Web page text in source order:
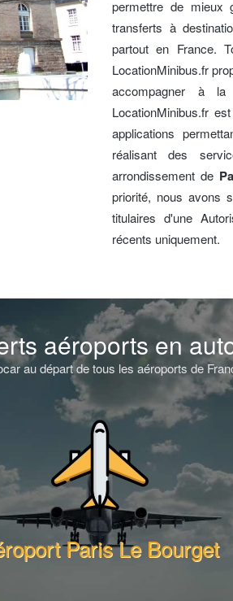
permettre de mieux
transferts à
partout en France.
LocationMinibus.fr
accompagner à
LocationMinibus.fr
applications
réalisant des
arrondissement de
priorité, nous avons
titulaires d'une
récents uniquement.
aéroports en
au départ de tous les aéroports de
Paris Le Bourget